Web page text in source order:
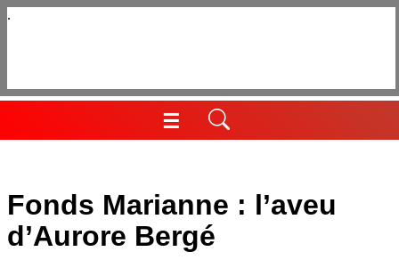
Aller
☰
Menu
Fonds Marianne : l’aveu
d’Aurore Bergé